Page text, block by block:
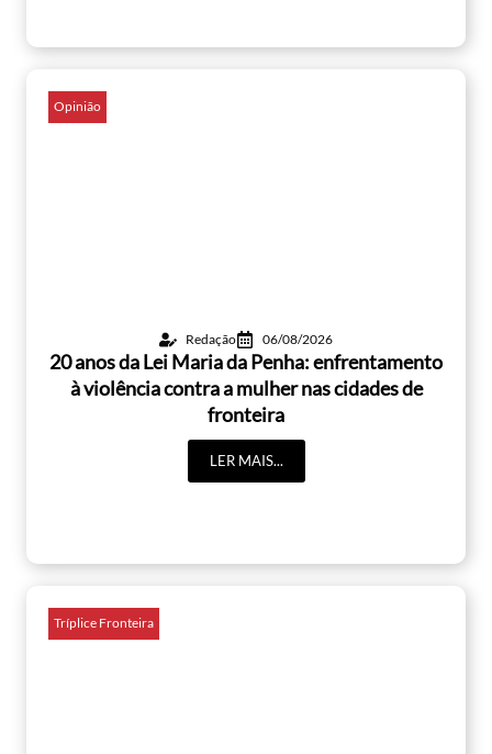
Opinião
Redação 06/08/2026
20 anos da Lei Maria da Penha: enfrentamento
à violência contra a mulher nas cidades de
fronteira
LER MAIS...
Tríplice Fronteira